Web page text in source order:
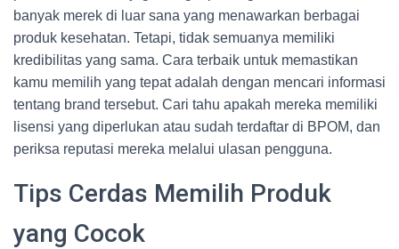
banyak merek di luar sana yang menawarkan berbagai
produk kesehatan. Tetapi, tidak semuanya memiliki
kredibilitas yang sama. Cara terbaik untuk memastikan
kamu memilih yang tepat adalah dengan mencari informasi
tentang brand tersebut. Cari tahu apakah mereka memiliki
lisensi yang diperlukan atau sudah terdaftar di BPOM, dan
periksa reputasi mereka melalui ulasan pengguna.
Tips Cerdas Memilih Produk
yang Cocok